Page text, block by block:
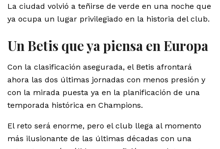
La ciudad volvió a teñirse de verde en una noche que
ya ocupa un lugar privilegiado en la historia del club.
Un Betis que ya piensa en Europa
Con la clasificación asegurada, el Betis afrontará
ahora las dos últimas jornadas con menos presión y
con la mirada puesta ya en la planificación de una
temporada histórica en Champions.
El reto será enorme, pero el club llega al momento
más ilusionante de las últimas décadas con una